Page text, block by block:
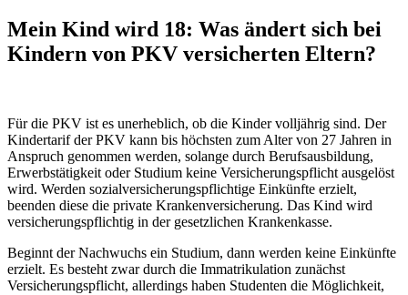
Mein Kind wird 18: Was ändert sich bei
Kindern von PKV versicherten Eltern?
Für die PKV ist es unerheblich, ob die Kinder volljährig sind. Der
Kindertarif der PKV kann bis höchsten zum Alter von 27 Jahren in
Anspruch genommen werden, solange durch Berufsausbildung,
Erwerbstätigkeit oder Studium keine Versicherungspflicht ausgelöst
wird. Werden sozialversicherungspflichtige Einkünfte erzielt,
beenden diese die private Krankenversicherung. Das Kind wird
versicherungspflichtig in der gesetzlichen Krankenkasse.
Beginnt der Nachwuchs ein Studium, dann werden keine Einkünfte
erzielt. Es besteht zwar durch die Immatrikulation zunächst
Versicherungspflicht, allerdings haben Studenten die Möglichkeit,